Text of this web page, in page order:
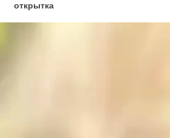
открытка